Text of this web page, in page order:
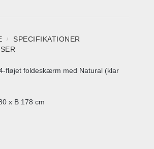
SPECIFIKATIONER
fløjet foldeskærm med Natural (klar
x B 178 cm